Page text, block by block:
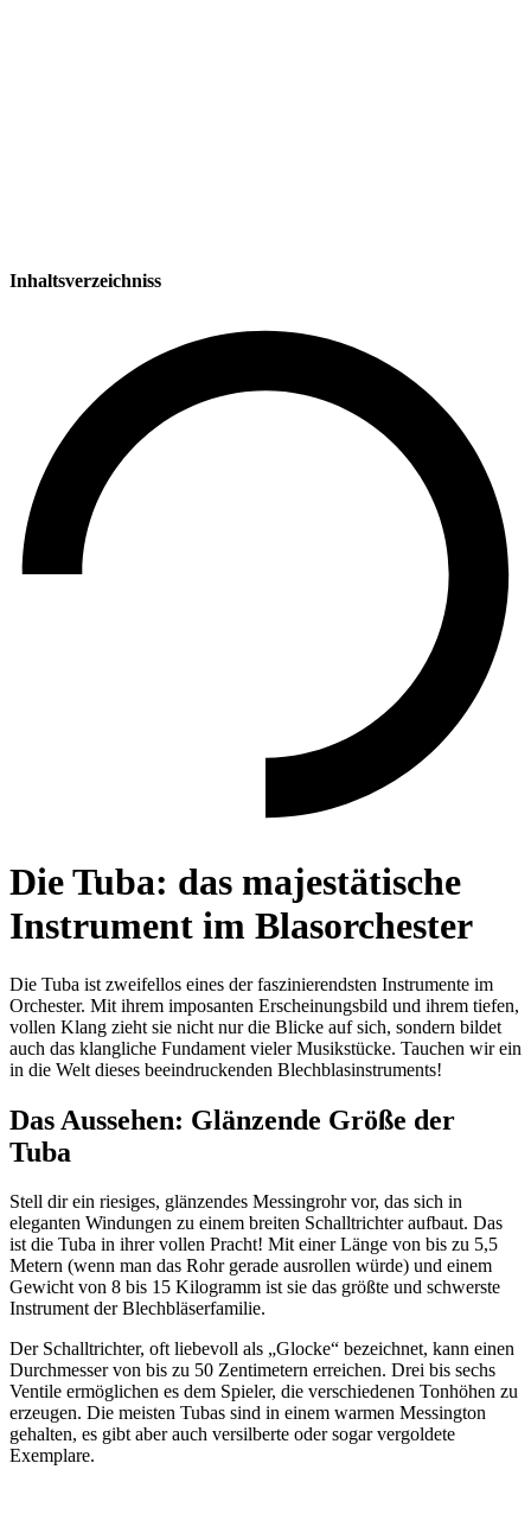
Inhaltsverzeichniss
Die Tuba: das majestätische
Instrument im Blasorchester
Die Tuba ist zweifellos eines der faszinierendsten Instrumente im
Orchester. Mit ihrem imposanten Erscheinungsbild und ihrem tiefen,
vollen Klang zieht sie nicht nur die Blicke auf sich, sondern bildet
auch das klangliche Fundament vieler Musikstücke. Tauchen wir ein
in die Welt dieses beeindruckenden Blechblasinstruments!
Das Aussehen: Glänzende Größe der
Tuba
Stell dir ein riesiges, glänzendes Messingrohr vor, das sich in
eleganten Windungen zu einem breiten Schalltrichter aufbaut. Das
ist die Tuba in ihrer vollen Pracht! Mit einer Länge von bis zu 5,5
Metern (wenn man das Rohr gerade ausrollen würde) und einem
Gewicht von 8 bis 15 Kilogramm ist sie das größte und schwerste
Instrument der Blechbläserfamilie.
Der Schalltrichter, oft liebevoll als „Glocke“ bezeichnet, kann einen
Durchmesser von bis zu 50 Zentimetern erreichen. Drei bis sechs
Ventile ermöglichen es dem Spieler, die verschiedenen Tonhöhen zu
erzeugen. Die meisten Tubas sind in einem warmen Messington
gehalten, es gibt aber auch versilberte oder sogar vergoldete
Exemplare.